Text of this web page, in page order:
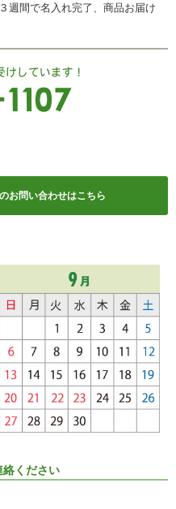
週間で名入れ完了、商品お届け
お問い合わせはこちら
絡ください